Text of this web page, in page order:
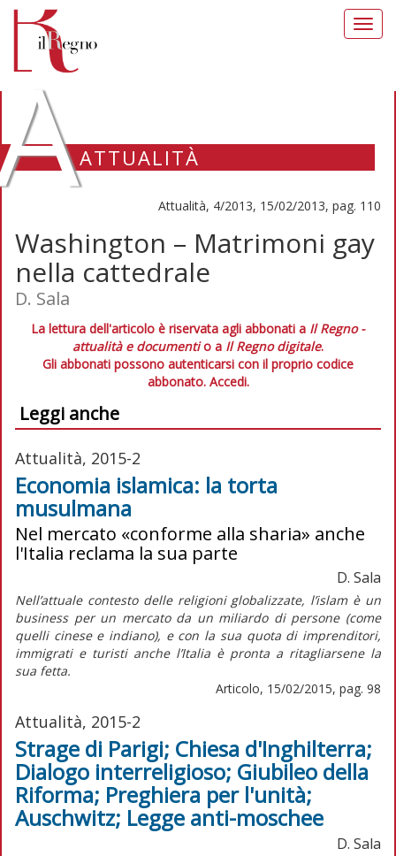
ATTUALITÀ
Attualità, 4/2013, 15/02/2013, pag. 110
Washington – Matrimoni gay
nella cattedrale
D. Sala
La lettura dell'articolo è riservata agli abbonati a Il Regno -
attualità e documentio a Il Regno digitale.
Gli abbonati possono autenticarsi con il proprio codice
abbonato. Accedi.
Leggi anche
Attualità, 2015-2
Economia islamica: la torta
musulmana
Nel mercato «conforme alla sharia» anche
l'Italia reclama la sua parte
D. Sala
Nell’attuale contesto delle religioni globalizzate, l’islam è un
business per un mercato da un miliardo di persone (come
quelli cinese e indiano), e con la sua quota di imprenditori,
immigrati e turisti anche l’Italia è pronta a ritagliarsene la
sua fetta.
Articolo, 15/02/2015, pag. 98
Attualità, 2015-2
Strage di Parigi; Chiesa d'Inghilterra;
Dialogo interreligioso; Giubileo della
Riforma; Preghiera per l'unità;
Auschwitz; Legge anti-moschee
D. Sala